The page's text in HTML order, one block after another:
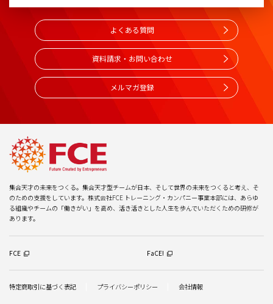
よくある質問
資料請求・お問い合わせ
メルマガ登録
集合天才の未来をつくる。集合天才型チームが日本、そして世界の未来をつくると考え、そ
のための支援をしています。株式会社FCE トレーニング・カンパニー事業本部には、あらゆ
る組織やチームの「働きがい」を高め、活き活きとした人生を歩んでいただくための研修が
あります。
FCE FaCE!
特定商取引に基づく表記 プライバシーポリシー 会社情報